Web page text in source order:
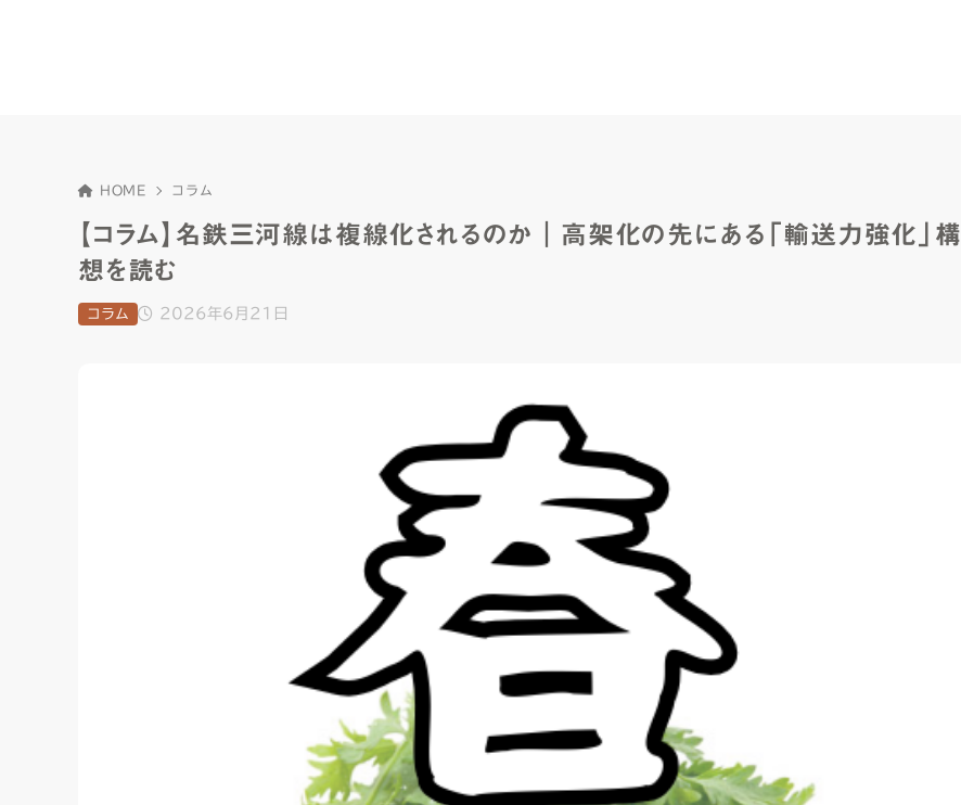
HOME コラム
【コラム】名鉄三河線は複線化されるのか｜高架化の先にある「輸送力強化」構
想を読む
2026年6月21日
コラム